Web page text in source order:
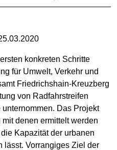
konkreten Schritte
für Umwelt, Verkehr und
Friedrichshain-Kreuzberg
von Radfahrstreifen
Das Projekt
denen ermittelt werden
Kapazität der urbanen
lässt. Vorrangiges Ziel der